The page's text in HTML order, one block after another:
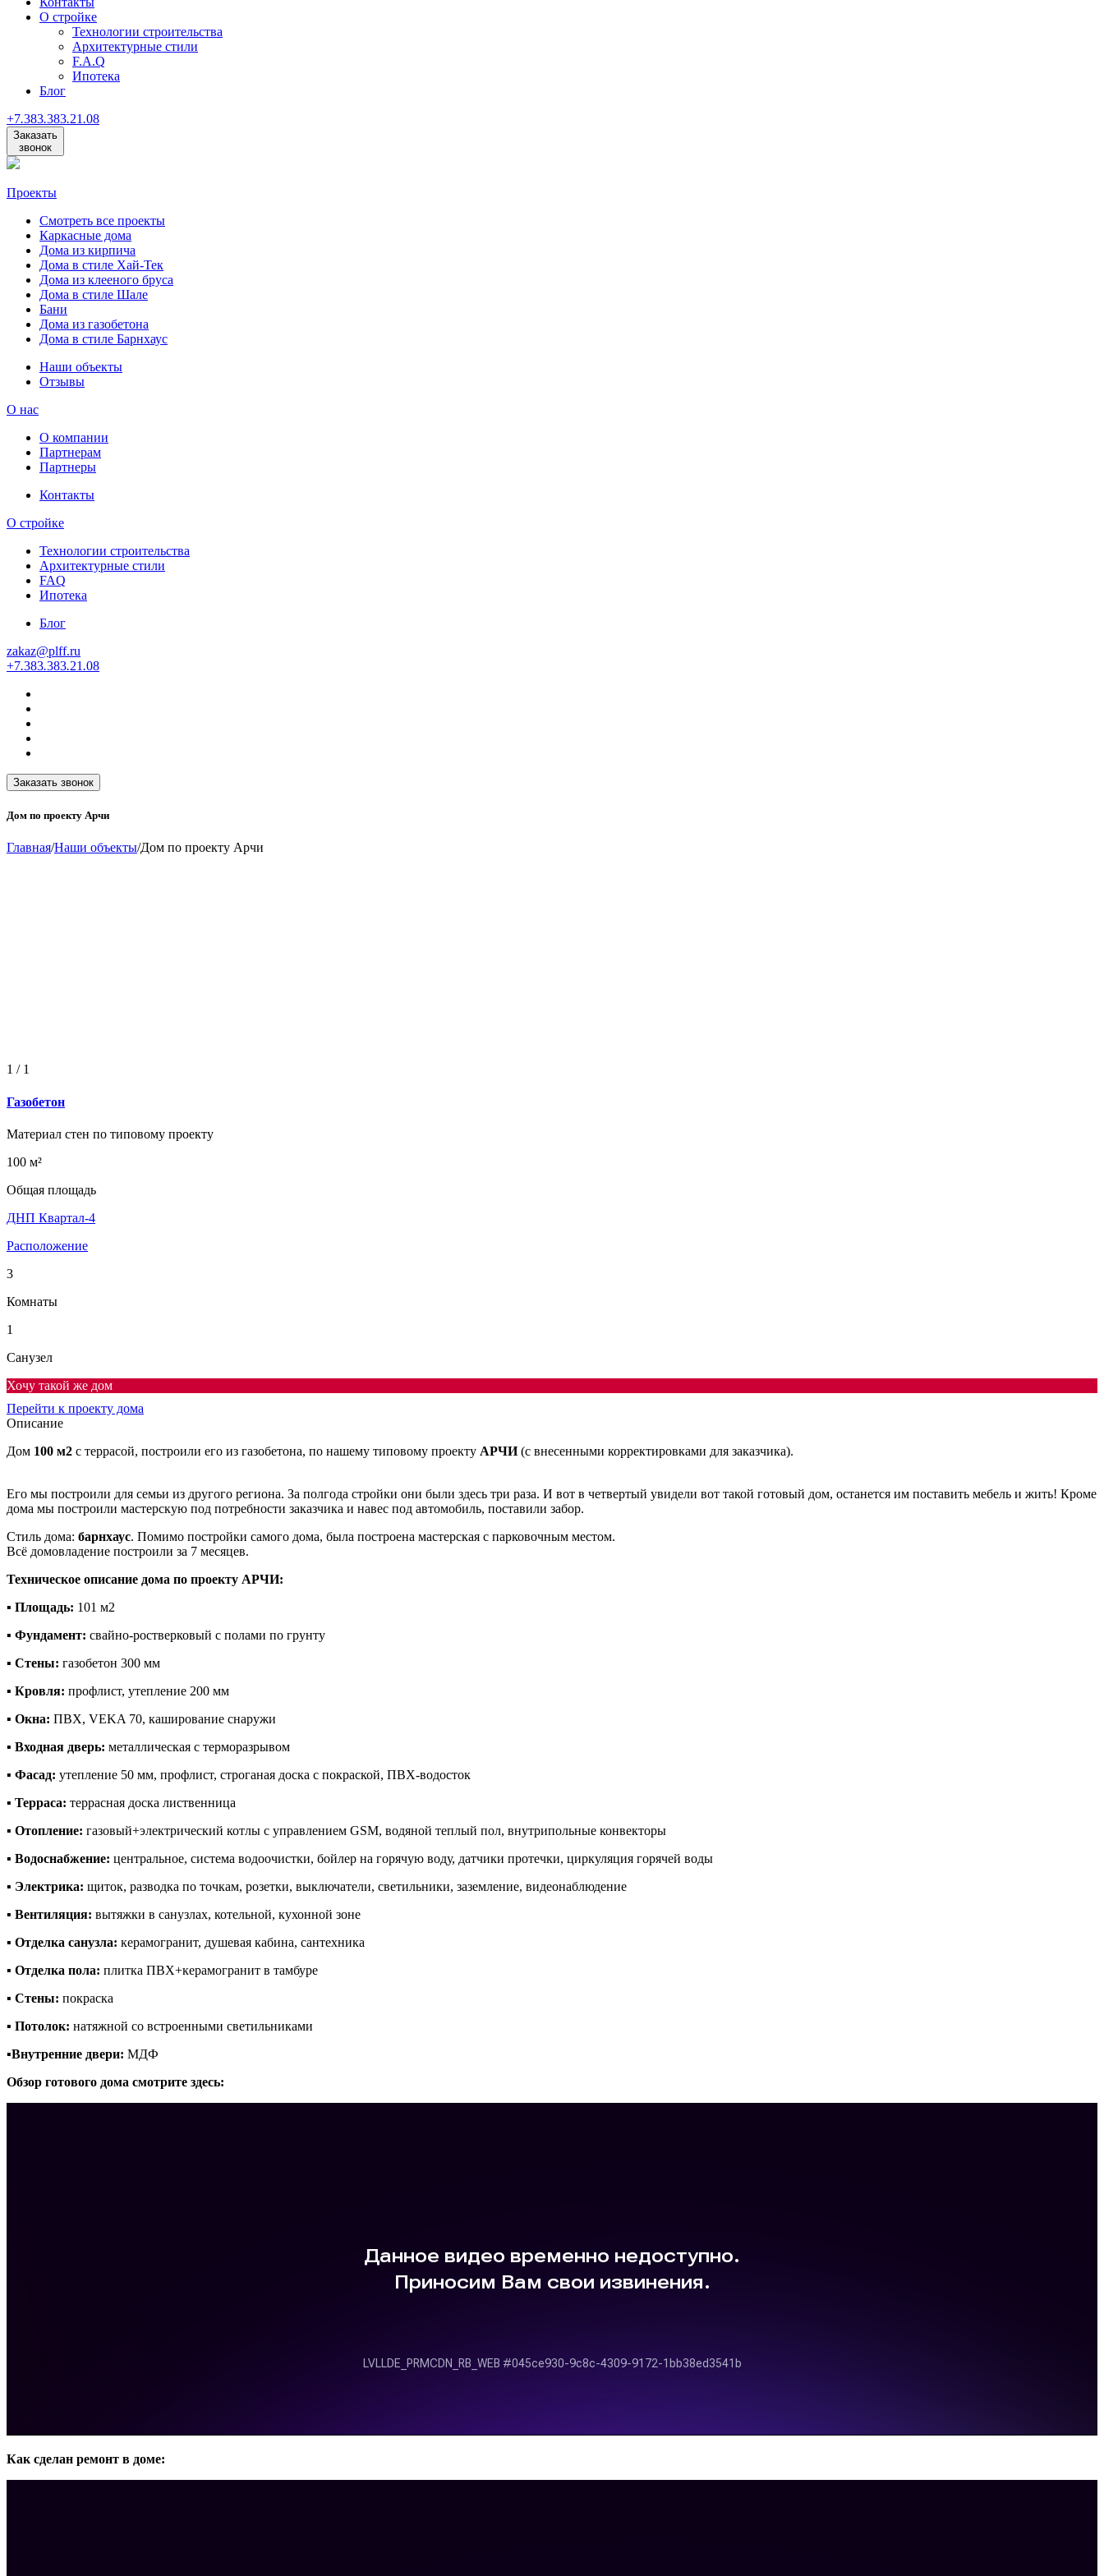
О стройке
Технологии строительства
Архитектурные стили
F.A.Q
Ипотека
Блог
+7.383.383.21.08
Заказать
звонок
Проекты
Смотреть все проекты
Каркасные дома
Дома из кирпича
Дома в стиле Хай-Тек
Дома из клееного бруса
Дома в стиле Шале
Бани
Дома из газобетона
Дома в стиле Барнхаус
Наши объекты
Отзывы
О нас
О компании
Партнерам
Партнеры
Контакты
О стройке
Технологии строительства
Архитектурные стили
FAQ
Ипотека
Блог
zakaz@plff.ru
+7.383.383.21.08
Заказать звонок
Дом по проекту Арчи
Главная/Наши объекты/Дом по проекту Арчи
1 / 1
Газобетон
Материал стен по типовому проекту
100 м²
Общая площадь
ДНП Квартал-4
Расположение
3
Комнаты
1
Санузел
Хочу такой же дом
Перейти к проекту дома
Описание
Дом 100 м2 с террасой, построили его из газобетона, по нашему типовому проекту АРЧИ(с внесенными корректировками для заказчика).
Его мы построили для семьи из другого региона. За полгода стройки они были здесь три раза. И вот в четвертый увидели вот такой готовый дом, останется им поставить мебель и жить! Кроме
дома мы построили мастерскую под потребности заказчика и навес под автомобиль, поставили забор.
Стиль дома: барнхаус. Помимо постройки самого дома, была построена мастерская с парковочным местом.
Всё домовладение построили за 7 месяцев.
Техническое описание дома по проекту АРЧИ:
▪️ Площадь: 101 м2
▪️ Фундамент: свайно-ростверковый с полами по грунту
▪️ Стены: газобетон 300 мм
▪️ Кровля: профлист, утепление 200 мм
▪️ Окна: ПВХ, VEKA 70, каширование снаружи
▪️ Входная дверь: металлическая с терморазрывом
▪️ Фасад: утепление 50 мм, профлист, строганая доска с покраской, ПВХ-водосток
▪️ Терраса: террасная доска лиственница
▪️ Отопление: газовый+электрический котлы с управлением GSM, водяной теплый пол, внутрипольные конвекторы
▪️ Водоснабжение: центральное, система водоочистки, бойлер на горячую воду, датчики протечки, циркуляция горячей воды
▪️ Электрика: щиток, разводка по точкам, розетки, выключатели, светильники, заземление, видеонаблюдение
▪️ Вентиляция: вытяжки в санузлах, котельной, кухонной зоне
▪️ Отделка санузла: керамогранит, душевая кабина, сантехника
▪️ Отделка пола: плитка ПВХ+керамогранит в тамбуре
▪️ Стены: покраска
▪️ Потолок: натяжной со встроенными светильниками
▪️Внутренние двери: МДФ
Обзор готового дома смотрите здесь:
Как сделан ремонт в доме: